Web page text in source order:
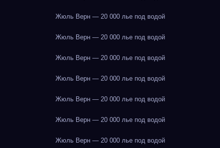
Жюль Верн — 20 000 лье под водой
Жюль Верн — 20 000 лье под водой
Жюль Верн — 20 000 лье под водой
Жюль Верн — 20 000 лье под водой
Жюль Верн — 20 000 лье под водой
Жюль Верн — 20 000 лье под водой
Жюль Верн — 20 000 лье под водой